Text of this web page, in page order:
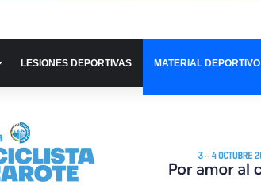
LESIONES DEPORTIVAS MATERIAL DEPORTIVO